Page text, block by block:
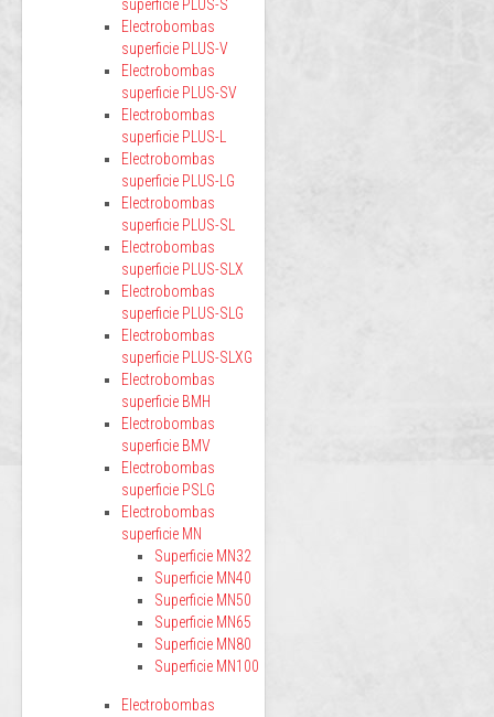
superficie PLUS-S
Electrobombas
superficie PLUS-V
Electrobombas
superficie PLUS-SV
Electrobombas
superficie PLUS-L
Electrobombas
superficie PLUS-LG
Electrobombas
superficie PLUS-SL
Electrobombas
superficie PLUS-SLX
Electrobombas
superficie PLUS-SLG
Electrobombas
superficie PLUS-SLXG
Electrobombas
superficie BMH
Electrobombas
superficie BMV
Electrobombas
superficie PSLG
Electrobombas
superficie MN
Superficie MN32
Superficie MN40
Superficie MN50
Superficie MN65
Superficie MN80
Superficie MN100
Electrobombas